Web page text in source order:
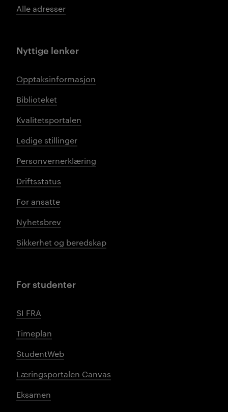
Alle adresser
Nyttige lenker
Opptaksinformasjon
Biblioteket
Kvalitetsportalen
Ledige stillinger
Personvernerklæring
Driftsstatus
For ansatte
Nyhetsbrev
Sikkerhet og beredskap
For studenter
SI FRA
Timeplan
StudentWeb
Læringsportalen Canvas
Eksamen